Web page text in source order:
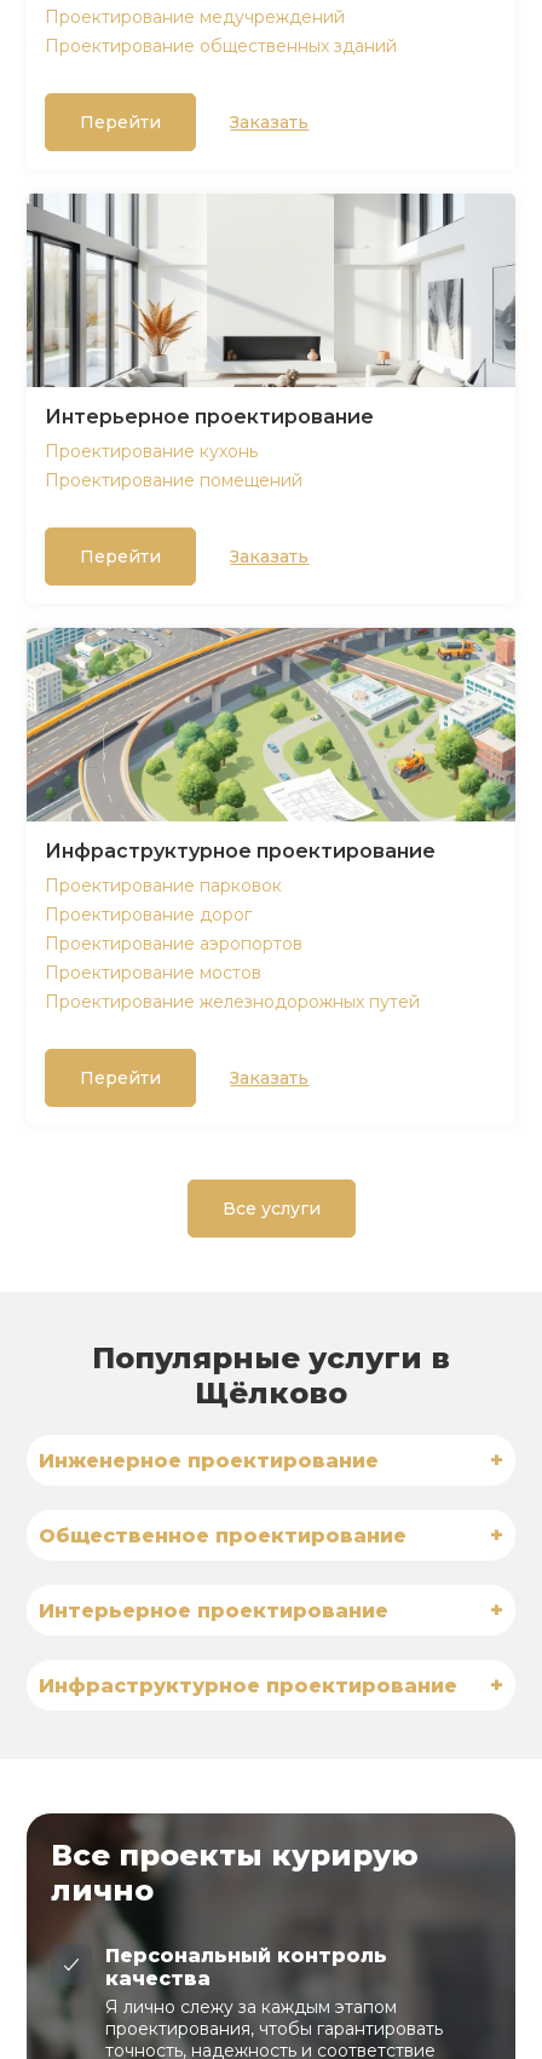
Проектирование медучреждений
Проектирование общественных зданий
Перейти Заказать
Интерьерное проектирование
Проектирование кухонь
Проектирование помещений
Перейти Заказать
Инфраструктурное проектирование
Проектирование парковок
Проектирование дорог
Проектирование аэропортов
Проектирование мостов
Проектирование железнодорожных путей
Перейти Заказать
Все услуги
Популярные услуги в
Щёлково
Инженерное проектирование +
Общественное проектирование +
Интерьерное проектирование +
Инфраструктурное проектирование +
Все проекты курирую
лично
Персональный контроль
качества
Я лично слежу за каждым этапом
проектирования, чтобы гарантировать
точность, надежность и соответствие